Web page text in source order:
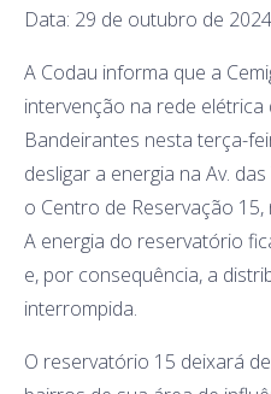
Data: 29 de outubro de
A Codau informa que a
intervenção na rede
Bandeirantes nesta terça-
desligar a energia na Av.
o Centro de Reservação
A energia do reservatório
e, por consequência, a
interrompida.
O reservatório 15 deixará